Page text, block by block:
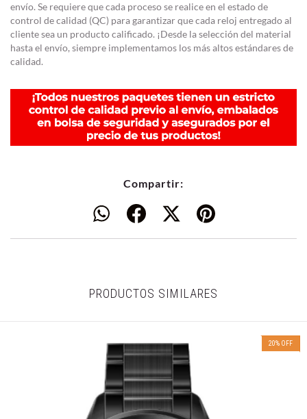
envío. Se requiere que cada proceso se realice en el estado de
control de calidad (QC) para garantizar que cada reloj entregado al
cliente sea un producto calificado. ¡Desde la selección del material
hasta el envío, siempre implementamos los más altos estándares de
calidad.
Compartir:
PRODUCTOS SIMILARES
20% OFF